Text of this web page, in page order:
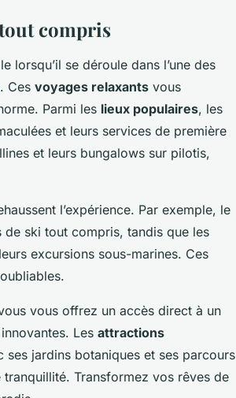
compris
lorsqu’il se déroule dans l’une des
Ces voyages relaxants vous
Parmi les lieux populaires, les
et leurs services de première
et leurs bungalows sur pilotis,
l’expérience. Par exemple, le
ski tout compris, tandis que les
excursions sous-marines. Ces
vous offrez un accès direct à un
Les attractions
ses jardins botaniques et ses parcours
Transformez vos rêves de